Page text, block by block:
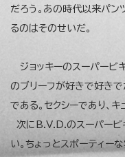
だろう。あの時代以来パン
るのはそのせいだ。
ジョッキーのスーパービキ
のブリーフが好きで好きで
である。セクシーであり、キ
次にB.V.D.のスーパービ
い。ちょっとスポーティー